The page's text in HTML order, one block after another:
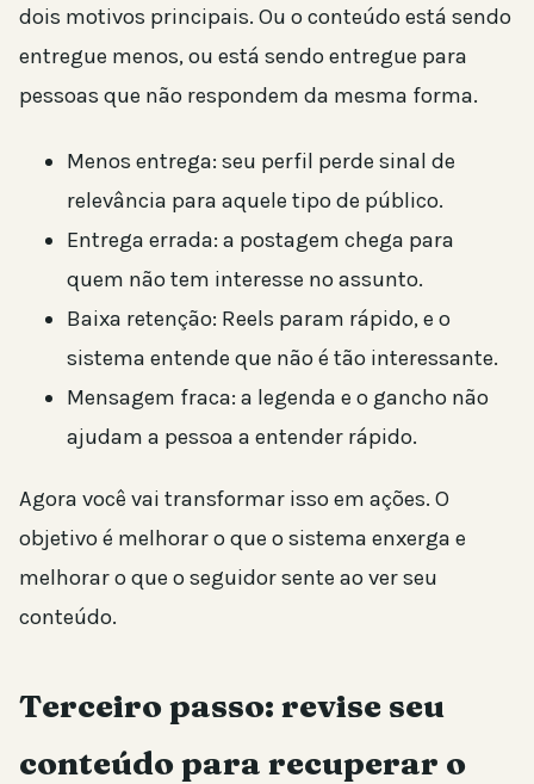
dois motivos principais. Ou o conteúdo está sendo
entregue menos, ou está sendo entregue para
pessoas que não respondem da mesma forma.
Menos entrega: seu perfil perde sinal de
relevância para aquele tipo de público.
Entrega errada: a postagem chega para
quem não tem interesse no assunto.
Baixa retenção: Reels param rápido, e o
sistema entende que não é tão interessante.
Mensagem fraca: a legenda e o gancho não
ajudam a pessoa a entender rápido.
Agora você vai transformar isso em ações. O
objetivo é melhorar o que o sistema enxerga e
melhorar o que o seguidor sente ao ver seu
conteúdo.
Terceiro passo: revise seu
conteúdo para recuperar o